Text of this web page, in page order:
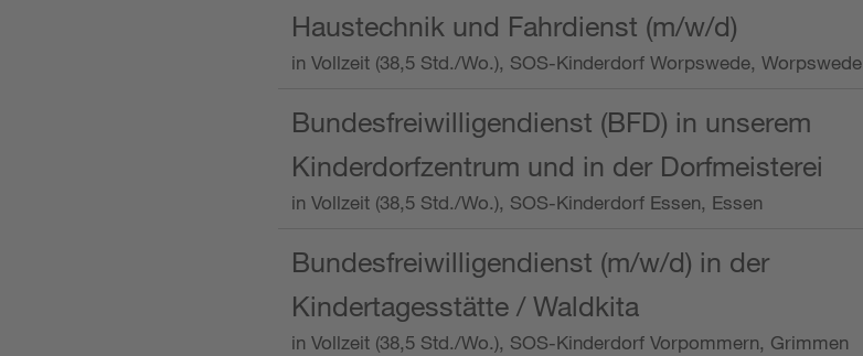
Haustechnik und Fahrdienst (m/w/d)
in Vollzeit (38,5 Std./Wo.), SOS-Kinderdorf Worpswede, Worpswede
Bundesfreiwilligendienst (BFD) in unserem
Kinderdorfzentrum und in der Dorfmeisterei
in Vollzeit (38,5 Std./Wo.), SOS-Kinderdorf Essen, Essen
Bundesfreiwilligendienst (m/w/d) in der
Kindertagesstätte / Waldkita
in Vollzeit (38,5 Std./Wo.), SOS-Kinderdorf Vorpommern, Grimmen